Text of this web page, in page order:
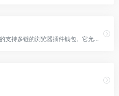
MetaMask是一款最流行的支持多链的浏览器插件钱包。它允许用户与以太坊生态系统进行交互，该生态系统承载着大量分散的应用程序 (Dapps)，而无需在他们的设备上下载整个区块链